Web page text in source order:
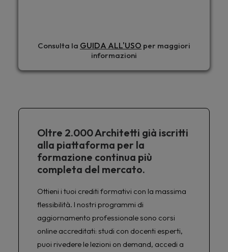
Consulta la GUIDA ALL'USO per maggiori
informazioni
Oltre 2.000 Architetti già iscritti
alla piattaforma per la
formazione continua più
completa del mercato.
Ottieni i tuoi crediti formativi con la massima
flessibilità. I nostri programmi di
aggiornamento professionale sono corsi
online accreditati: studi con docenti esperti,
puoi rivedere le lezioni on demand, accedi a